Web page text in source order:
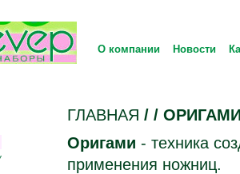
О компании Новости
ГЛАВНАЯ / /
Оригами - техника
применения ножниц.